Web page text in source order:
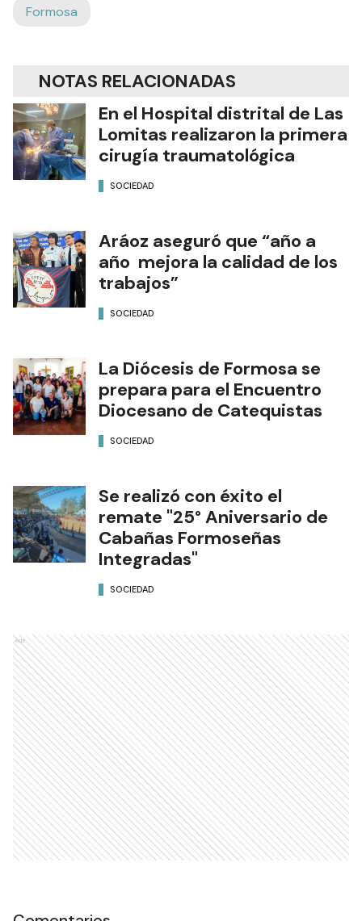
Formosa
NOTAS RELACIONADAS
En el Hospital distrital de Las
Lomitas realizaron la primera
cirugía traumatológica
SOCIEDAD
Aráoz aseguró que “año a
año mejora la calidad de los
trabajos”
SOCIEDAD
La Diócesis de Formosa se
prepara para el Encuentro
Diocesano de Catequistas
SOCIEDAD
Se realizó con éxito el
remate "25° Aniversario de
Cabañas Formoseñas
Integradas"
SOCIEDAD
Ads